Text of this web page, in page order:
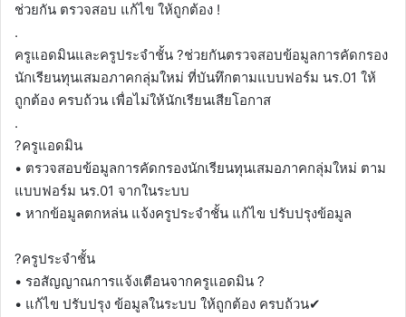
ช่วยกัน ตรวจสอบ แก้ไข ให้ถูกต้อง !
.
ครูแอดมินและครูประจำชั้น ?ช่วยกันตรวจสอบข้อมูลการคัดกรอง
นักเรียนทุนเสมอภาคกลุ่มใหม่ ที่บันทึกตามแบบฟอร์ม นร.01 ให้
ถูกต้อง ครบถ้วน เพื่อไม่ให้นักเรียนเสียโอกาส
.
?ครูแอดมิน
• ตรวจสอบข้อมูลการคัดกรองนักเรียนทุนเสมอภาคกลุ่มใหม่ ตาม
แบบฟอร์ม นร.01 จากในระบบ
• หากข้อมูลตกหล่น แจ้งครูประจำชั้น แก้ไข ปรับปรุงข้อมูล
?ครูประจำชั้น
• รอสัญญาณการแจ้งเตือนจากครูแอดมิน ?
• แก้ไข ปรับปรุง ข้อมูลในระบบ ให้ถูกต้อง ครบถ้วน✔